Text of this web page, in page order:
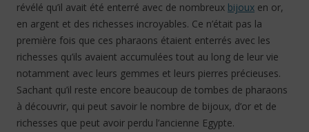
révélé qu’il avait été enterré avec de nombreux bijoux en or,
en argent et des richesses incroyables. Ce n’était pas la
première fois que ces pharaons étaient enterrés avec les
richesses qu’ils avaient accumulées tout au long de leur vie
notamment avec leurs gemmes et leurs pierres précieuses.
Sachant qu’il reste encore beaucoup de tombes de pharaons
à découvrir, qui peut savoir le nombre de bijoux, d’or et de
richesses que peut avoir perdu l’ancienne Egypte.